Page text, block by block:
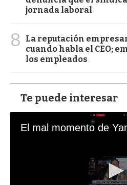
jornada laboral
8
La reputación
cuando habla el CEO;
los empleados
Te puede interesar